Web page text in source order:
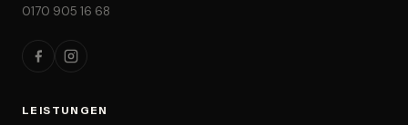
0170 905 16 68
LEISTUNGEN